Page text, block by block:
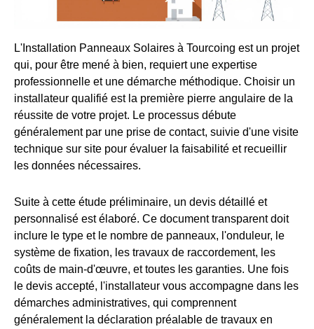
L'Installation Panneaux Solaires à Tourcoing est un projet
qui, pour être mené à bien, requiert une expertise
professionnelle et une démarche méthodique. Choisir un
installateur qualifié est la première pierre angulaire de la
réussite de votre projet. Le processus débute
généralement par une prise de contact, suivie d'une visite
technique sur site pour évaluer la faisabilité et recueillir
les données nécessaires.
Suite à cette étude préliminaire, un devis détaillé et
personnalisé est élaboré. Ce document transparent doit
inclure le type et le nombre de panneaux, l'onduleur, le
système de fixation, les travaux de raccordement, les
coûts de main-d'œuvre, et toutes les garanties. Une fois
le devis accepté, l'installateur vous accompagne dans les
démarches administratives, qui comprennent
généralement la déclaration préalable de travaux en